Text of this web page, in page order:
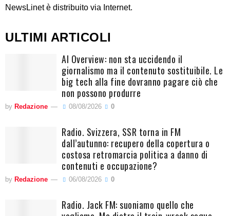
NewsLinet è distribuito via Internet.
ULTIMI ARTICOLI
AI Overview: non sta uccidendo il
giornalismo ma il contenuto sostituibile. Le
big tech alla fine dovranno pagare ciò che
non possono produrre
by Redazione 08/08/2026 0
Radio. Svizzera, SSR torna in FM
dall’autunno: recupero della copertura o
costosa retromarcia politica a danno di
contenuti e occupazione?
by Redazione 06/08/2026 0
Radio. Jack FM: suoniamo quello che